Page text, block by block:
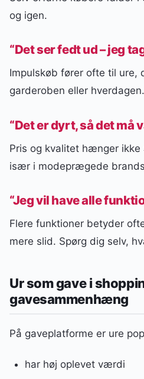
og igen.
“Det ser fedt ud – jeg
Impulskøb fører ofte til ure,
garderoben eller hverdagen.
“Det er dyrt, så det må
Pris og kvalitet hænger
især i modeprægede
“Jeg vil have alle
Flere funktioner betyder
mere slid. Spørg dig selv,
Ur som gave i
gavesammenhæng
På gaveplatforme er ure
har høj oplevet værdi